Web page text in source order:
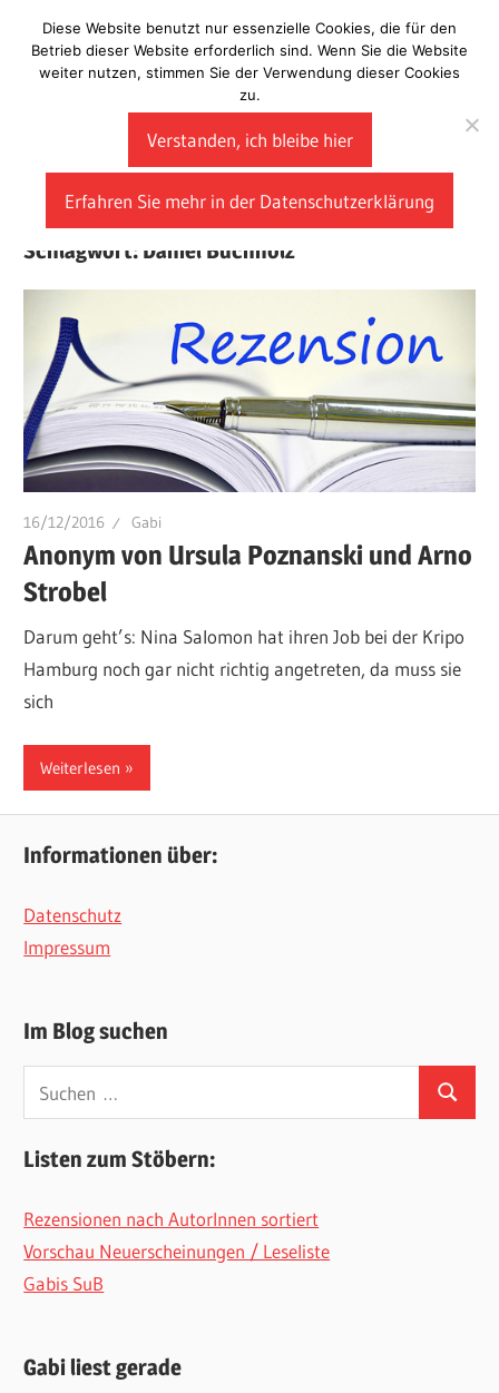
Inhalt
springen
Laberladen
Schlagwort: Daniel Buchholz
16/12/2016 Gabi
Anonym von Ursula Poznanski und Arno
Strobel
Darum geht’s: Nina Salomon hat ihren Job bei der Kripo
Hamburg noch gar nicht richtig angetreten, da muss sie
sich
Weiterlesen
Informationen über:
Datenschutz
Impressum
Im Blog suchen
nach:
Suchen
Listen zum Stöbern:
Rezensionen nach AutorInnen sortiert
Vorschau Neuerscheinungen / Leseliste
Gabis SuB
Gabi liest gerade
Diese Website benutzt nur essenzielle Cookies, die für den
Betrieb dieser Website erforderlich sind. Wenn Sie die Website
weiter nutzen, stimmen Sie der Verwendung dieser Cookies
zu.
Verstanden, ich bleibe hier
Erfahren Sie mehr in der Datenschutzerklärung